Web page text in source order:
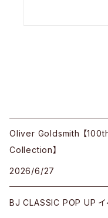
Oliver Goldsmith 【
Collection】
2026/6/27
BJ CLASSIC POP UP イ